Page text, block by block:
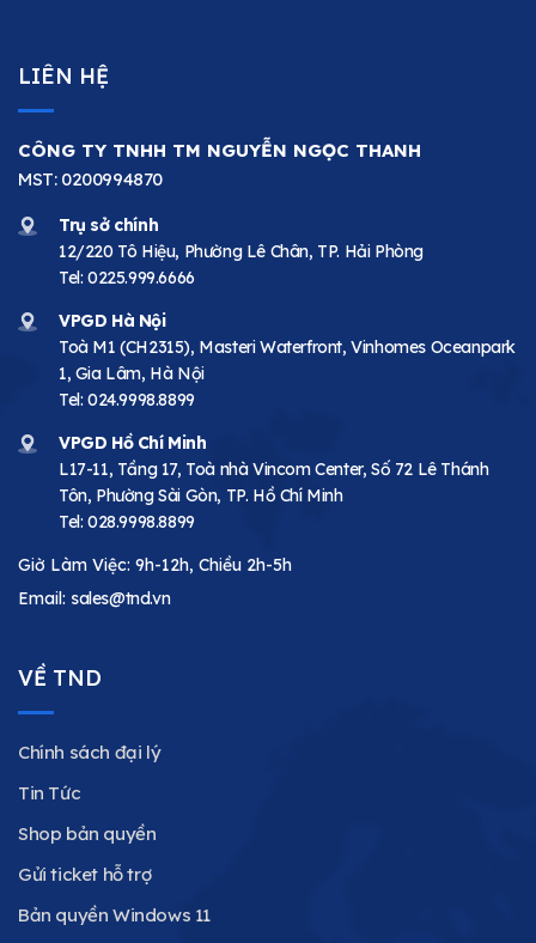
LIÊN HỆ
CÔNG TY TNHH TM NGUYỄN NGỌC THANH
MST: 0200994870
Trụ sở chính
12/220 Tô Hiệu, Phường Lê Chân, TP. Hải Phòng
Tel: 0225.999.6666
VPGD Hà Nội
Toà M1 (CH2315), Masteri Waterfront, Vinhomes Oceanpark
1, Gia Lâm, Hà Nội
Tel: 024.9998.8899
VPGD Hồ Chí Minh
L17-11, Tầng 17, Toà nhà Vincom Center, Số 72 Lê Thánh
Tôn, Phường Sài Gòn, TP. Hồ Chí Minh
Tel: 028.9998.8899
Giờ Làm Việc: 9h-12h, Chiều 2h-5h
Email: sales@tnd.vn
VỀ TND
Chính sách đại lý
Tin Tức
Shop bản quyền
Gửi ticket hỗ trợ
Bản quyền Windows 11